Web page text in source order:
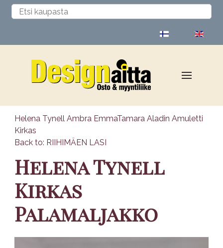
Helena Tynell Ambra EmmaTamara Aladin Amuletti
Kirkas
Back to: RIIHIMÄEN LASI
Helena Tynell
Kirkas
Palamaljakko